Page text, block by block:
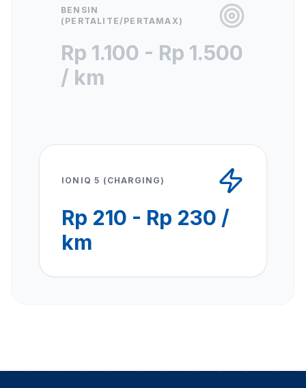
BENSIN
(PERTALITE/PERTAMAX)
Rp 1.100 - Rp 1.500
/ km
IONIQ 5 (CHARGING)
Rp 210 - Rp 230 /
km